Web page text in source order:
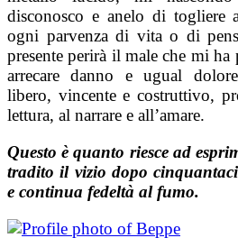
disconosco e anelo di togliere
ogni parvenza di vita o di
presente perirà il male che mi ha
arrecare danno e ugual
libero, vincente e costruttivo,
lettura, al narrare e all’amare.
Questo è quanto riesce ad
tradito il vizio dopo
e continua fedeltà al fumo.